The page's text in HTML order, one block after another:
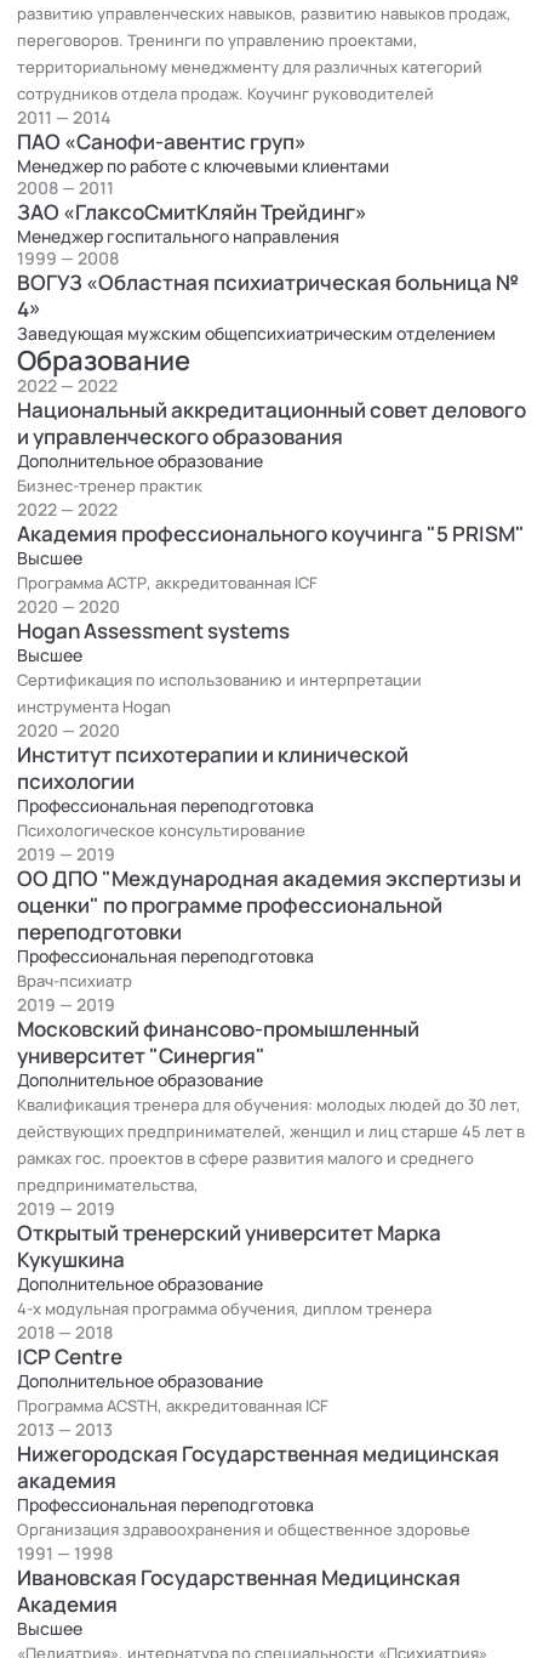
развитию навыков продаж, переговоров. Тренинги по
управлению проектами, территориальному менеджменту для
различных категорий сотрудников отдела продаж. Коучинг
руководителей.
ФОРМАТЫ РАБОТЫ:
- Разработка и передача обучающих программ;
- Бизнес-тренинги;
- Оценка и развитие персонала;
- Индивидуальный коучинг, психотерапия для бизнеса.
В коучинге и индивидуальном консультировании использует
системно-стратегический подход - современный метод,
быстро продвигающий клиента к решению сложных задач.
развитию управленческих навыков, развитию навыков продаж,
переговоров. Тренинги по управлению проектами,
территориальному менеджменту для различных категорий
сотрудников отдела продаж. Коучинг руководителей
ПАО «Санофи-авентис груп»
Менеджер по работе с ключевыми клиентами
2011 — 2014
ЗАО «ГлаксоСмитКляйн Трейдинг»
Менеджер госпитального направления
2008 — 2011
ВОГУЗ «Областная психиатрическая больница №
4»
Заведующая мужским общепсихиатрическим отделением
1999 — 2008
Образование
ICP Centre
Дополнительное образование
Программа ACSTH, аккредитованная ICF
2018 — 2018
ОО ДПО "Международная академия экспертизы и
оценки" по программе профессиональной
переподготовки
Профессиональная переподготовка
Врач-психиатр
2019 — 2019
Московский финансово-промышленный
университет "Синергия"
Дополнительное образование
Квалификация тренера для обучения: молодых людей до 30 лет,
действующих предпринимателей, женщил и лиц старше 45 лет в
рамках гос. проектов в сфере развития малого и среднего
предпринимательства,
2019 — 2019
Hogan Assessment systems
Высшее
Сертификация по использованию и интерпретации
инструмента Hogan
2020 — 2020
Институт психотерапии и клинической
психологии
Профессиональная переподготовка
Психологическое консультирование
2020 — 2020
Национальный аккредитационный совет делового
и управленческого образования
Дополнительное образование
Бизнес-тренер практик
2022 — 2022
Академия профессионального коучинга "5 PRISM"
Высшее
Программа АСТР, аккредитованная ICF
2022 — 2022
Ивановская Государственная Медицинская
Академия
Высшее
«Педиатрия», интернатура по специальности «Психиатрия»
1991 — 1998
Нижегородская Государственная медицинская
академия
Профессиональная переподготовка
Организация здравоохранения и общественное здоровье
2013 — 2013
Открытый тренерский университет Марка
Кукушкина
Дополнительное образование
4-х модульная программа обучения, диплом тренера
2019 — 2019